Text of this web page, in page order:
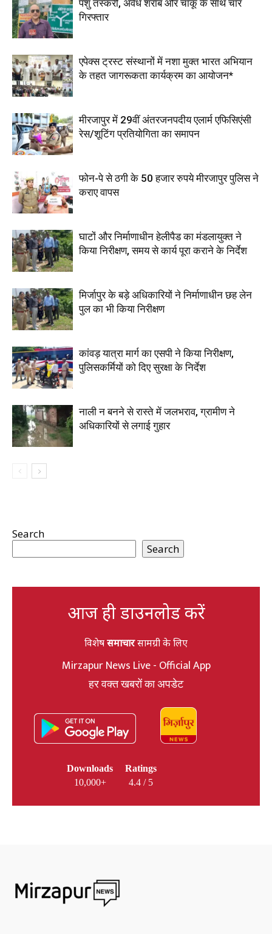
पशु तस्करी, अवैध शराब और चाकू के साथ चार
गिरफ्तार
एपेक्स ट्रस्ट संस्थानों में नशा मुक्त भारत अभियान
के तहत जागरूकता कार्यक्रम का आयोजन*
मीरजापुर में 29वीं अंतरजनपदीय एलार्म एफिसिएंसी
रेस/शूटिंग प्रतियोगिता का समापन
फोन-पे से ठगी के 50 हजार रुपये मीरजापुर पुलिस ने
कराए वापस
घाटों और निर्माणाधीन हेलीपैड का मंडलायुक्त ने
किया निरीक्षण, समय से कार्य पूरा कराने के निर्देश
मिर्जापुर के बड़े अधिकारियों ने निर्माणाधीन छह लेन
पुल का भी किया निरीक्षण
कांवड़ यात्रा मार्ग का एसपी ने किया निरीक्षण,
पुलिसकर्मियों को दिए सुरक्षा के निर्देश
नाली न बनने से रास्ते में जलभराव, ग्रामीण ने
अधिकारियों से लगाई गुहार
Search
Search
आज ही डाउनलोड करें
विशेषसमाचारसामग्री के लिए
Mirzapur News Live - Official App
हर वक्त खबरों का अपडेट
Downloads
10,000+
Ratings
4.4 / 5